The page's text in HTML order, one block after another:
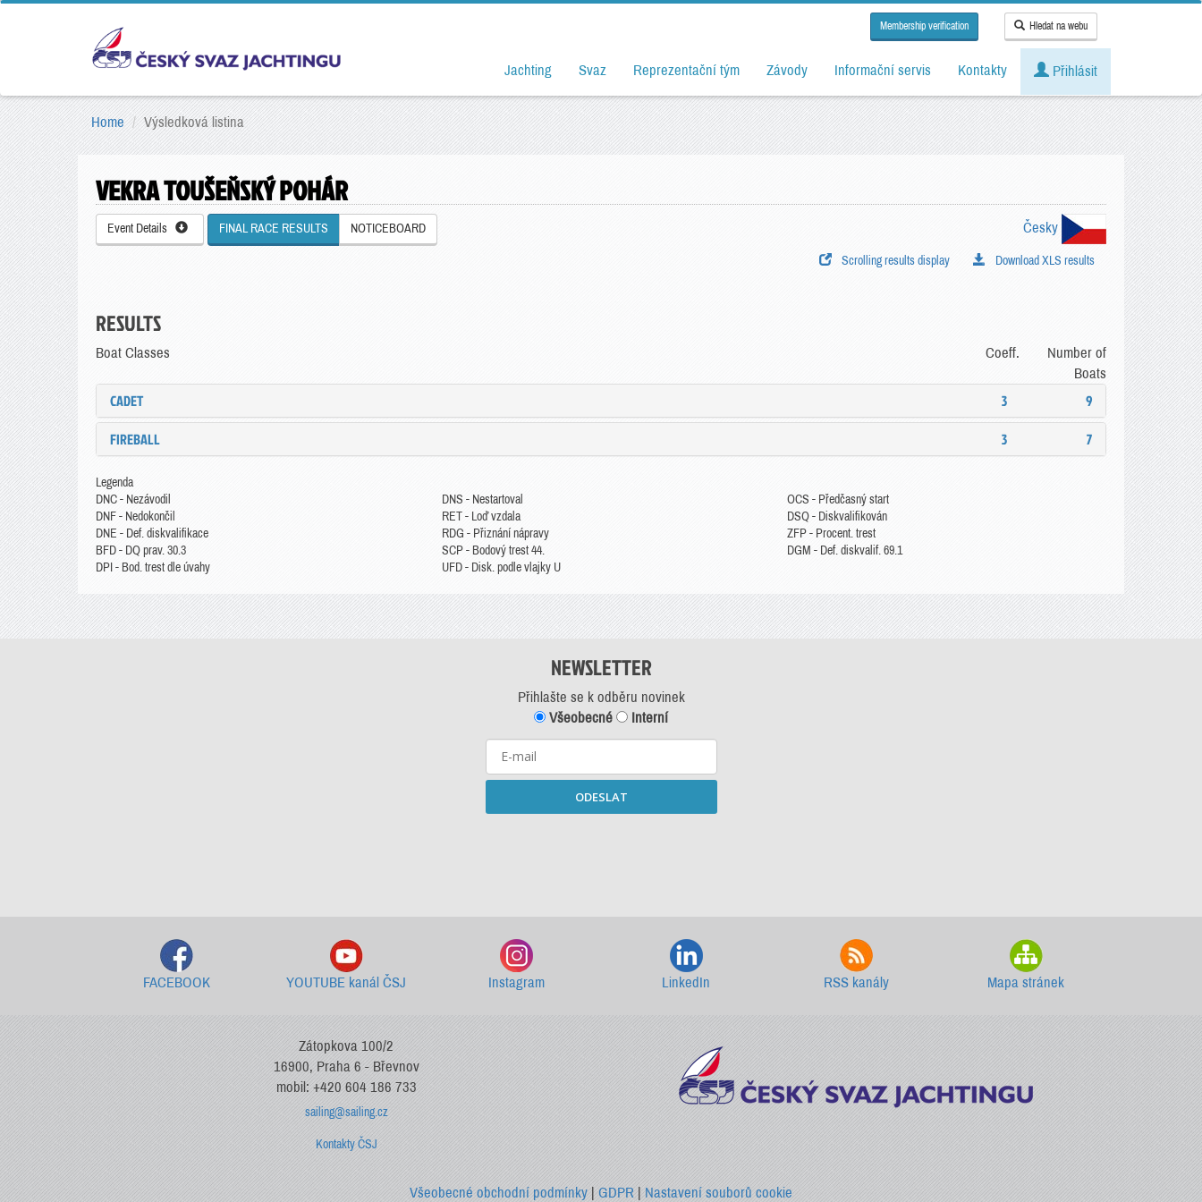
Membership verification Hledat na webu
Jachting Svaz Reprezentační tým Závody Informační servis Kontakty Přihlásit
Home Výsledková listina
VEKRA TOUŠEŇSKÝ POHÁR
Event Details FINAL RACE RESULTS NOTICEBOARD Česky
Download XLS results
Scrolling results display
RESULTS
Boat Classes Coeff.
Number of
Boats
CADET 3
9
FIREBALL
3 7
Legenda
DNC - Nezávodil
DNF - Nedokončil
DNE - Def. diskvalifikace
BFD - DQ prav. 30.3
DPI - Bod. trest dle úvahy
DNS - Nestartoval
RET - Loď vzdala
RDG - Přiznání nápravy
SCP - Bodový trest 44.
UFD - Disk. podle vlajky U
OCS - Předčasný start
DSQ - Diskvalifikován
ZFP - Procent. trest
DGM - Def. diskvalif. 69.1
NEWSLETTER
Přihlašte se k odběru novinek
Všeobecné
Interní
ODESLAT
FACEBOOK YOUTUBE kanál ČSJ Instagram LinkedIn RSS kanály Mapa stránek
Zátopkova 100/2
16900, Praha 6 - Břevnov
mobil: +420 604 186 733
sailing@sailing.cz
Kontakty ČSJ
Všeobecné obchodní podmínky |GDPR |Nastavení souborů cookie